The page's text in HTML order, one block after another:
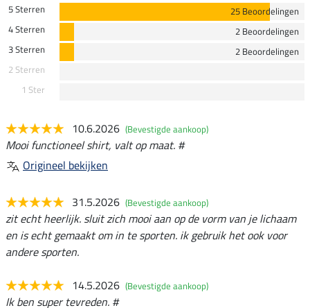
5 Sterren
25 Beoordelingen
4 Sterren
2 Beoordelingen
3 Sterren
2 Beoordelingen
2 Sterren
1 Ster
10.6.2026 (Bevestigde aankoop)
Mooi functioneel shirt, valt op maat. #
Origineel bekijken
31.5.2026 (Bevestigde aankoop)
zit echt heerlijk. sluit zich mooi aan op de vorm van je lichaam
en is echt gemaakt om in te sporten. ik gebruik het ook voor
andere sporten.
14.5.2026 (Bevestigde aankoop)
Ik ben super tevreden. #